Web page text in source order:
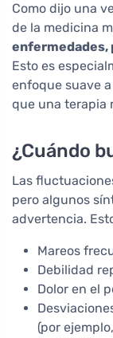
Como dijo una
de la medicina
enfermedades,
Esto es
enfoque suave
que una terapia
¿Cuándo
Las
pero algunos
advertencia.
Mareos
Debilidad
Dolor en el
(por